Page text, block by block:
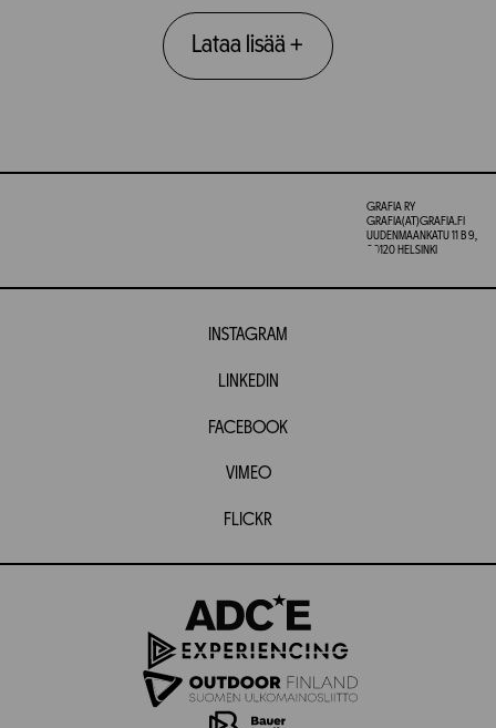
Lataa lisää+
GRAFIA RY
GRAFIA(AT)GRAFIA.FI
UUDENMAANKATU 11 B 9,
00120 HELSINKI
INSTAGRAM
LINKEDIN
FACEBOOK
VIMEO
FLICKR